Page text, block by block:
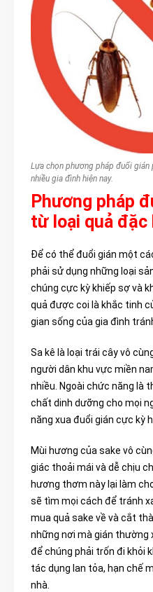
Lựa chọn phương pháp đuổi
nhiều gia đình hiện nay.
Phương pháp
từ loại quả đặc
Để có thể đuổi gián một
phải sử dụng những loại
chúng cực kỳ khiếp sợ và
quả được coi là khắc tinh
gian sống của gia đình
Sa kê là loại trái cây vô
người dân khu vực miền
nhiều. Ngoài chức năng là
chất dinh dưỡng cho mọi
năng xua đuổi gián cực kỳ
Mùi hương của sake vô
giác thoải mái và dễ chịu
hương thơm này lại làm
sẽ tìm mọi cách để tránh
mua quả sake về và cắt
những nơi mà gián thường
để chúng phải trốn đi khỏi
tác dụng lan tỏa, hạn chế
nhà.